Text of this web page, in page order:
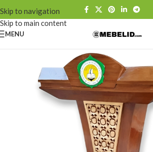
Skip to navigation
Skip to main content
MENU